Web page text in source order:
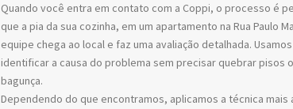
Quando você entra em contato com a Coppi, o processo é
que a pia da sua cozinha, em um apartamento na Rua Paulo
equipe chega ao local e faz uma avaliação detalhada.
identificar a causa do problema sem precisar quebrar pisos
bagunça.
Dependendo do que encontramos, aplicamos a técnica